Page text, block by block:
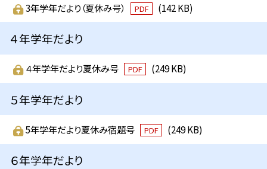
3年学年だより（夏休み号） PDF (142 KB)
４年学年だより
４年学年だより夏休み号 PDF (249 KB)
５年学年だより
5年学年だより夏休み宿題号 PDF (249 KB)
６年学年だより